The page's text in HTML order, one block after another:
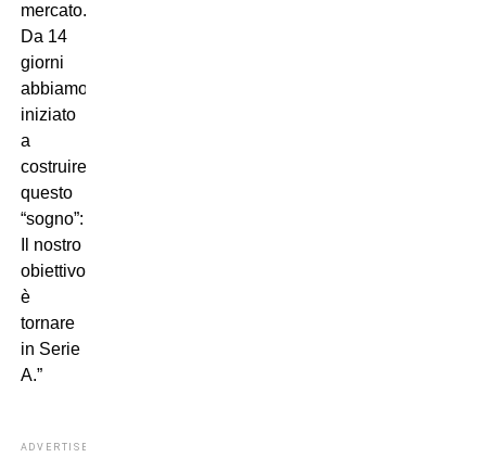
mercato.
Da 14
giorni
abbiamo
iniziato
a
costruire
questo
“sogno”:
Il nostro
obiettivo
è
tornare
in Serie
A.”
ADVERTISEMENT